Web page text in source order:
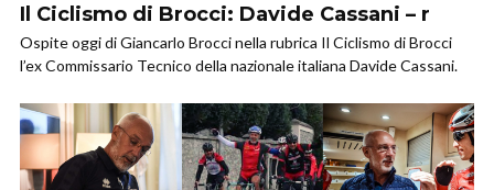
Il Ciclismo di Brocci: Davide Cassani – r
Ospite oggi di Giancarlo Brocci nella rubrica Il Ciclismo di Brocci
l’ex Commissario Tecnico della nazionale italiana Davide Cassani.